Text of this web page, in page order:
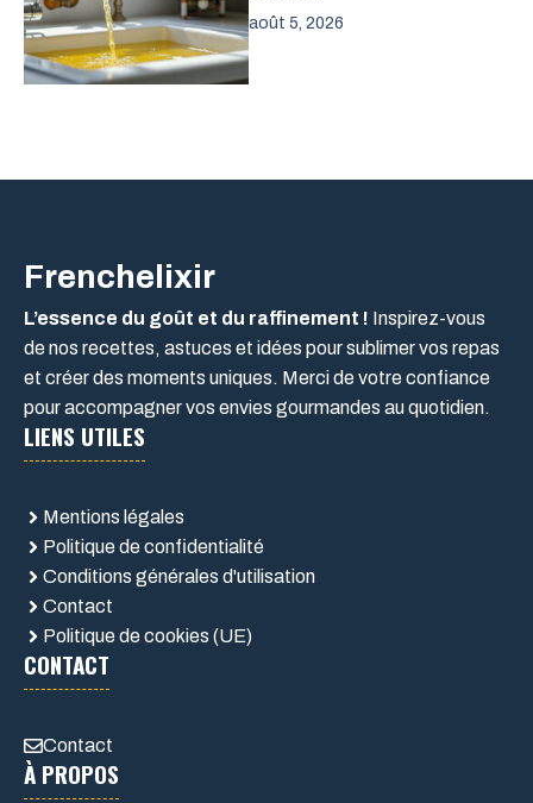
août 5, 2026
Frenchelixir
L’essence du goût et du raffinement ! Inspirez-vous
de nos recettes, astuces et idées pour sublimer vos repas
et créer des moments uniques. Merci de votre confiance
pour accompagner vos envies gourmandes au quotidien.
LIENS UTILES
Mentions légales
Politique de confidentialité
Conditions générales d'utilisation
Contact
Politique de cookies (UE)
CONTACT
Contact
À PROPOS